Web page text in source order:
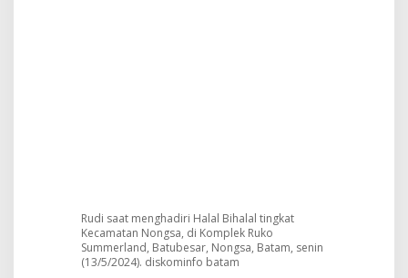
P
e
m
b
Rudi saat menghadiri Halal Bihalal tingkat
Kecamatan Nongsa, di Komplek Ruko
Summerland, Batubesar, Nongsa, Batam, senin
(13/5/2024). diskominfo batam